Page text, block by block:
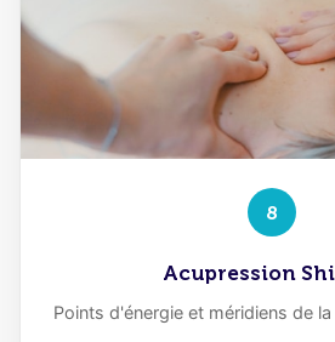
8
Acupression
Points d'énergie et méridiens de